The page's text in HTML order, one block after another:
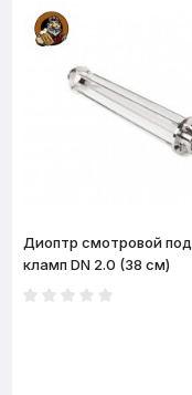
Диоптр смотровой под
кламп DN 2.0 (38 см)